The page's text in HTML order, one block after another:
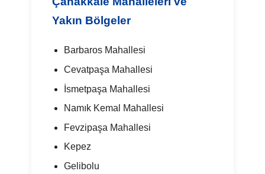
Yakın Bölgeler
Barbaros Mahallesi
Cevatpaşa Mahallesi
İsmetpaşa Mahallesi
Namık Kemal Mahallesi
Fevzipaşa Mahallesi
Kepez
Gelibolu